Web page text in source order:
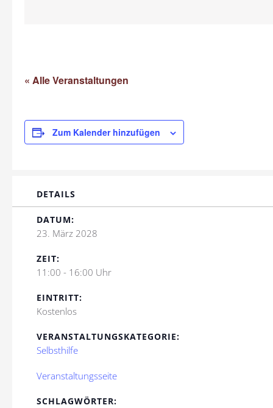
« Alle Veranstaltungen
Zum Kalender hinzufügen
DETAILS
DATUM:
23. März 2028
ZEIT:
11:00 - 16:00 Uhr
EINTRITT:
Kostenlos
VERANSTALTUNGSKATEGORIE:
Selbsthilfe
Veranstaltungsseite
SCHLAGWÖRTER: